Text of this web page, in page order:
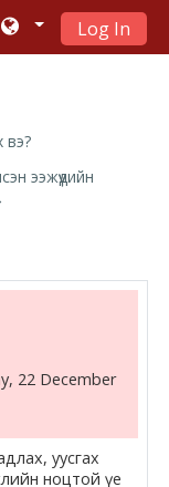
Log In
вэ?
ээжүүдийн
22 December
уусгах
ноцтой үе